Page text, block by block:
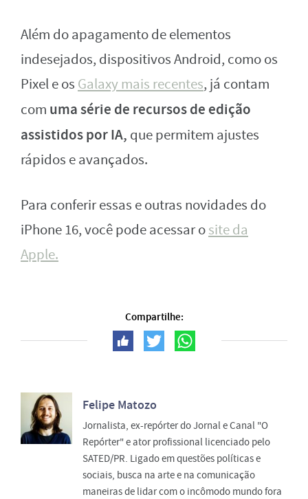
Além do apagamento de elementos
indesejados, dispositivos Android, como os
Pixel e os Galaxy mais recentes, já contam
com uma série de recursos de edição
assistidos por IA, que permitem ajustes
rápidos e avançados.
Para conferir essas e outras novidades do
iPhone 16, você pode acessar osite da
Apple.
Compartilhe:
Felipe Matozo
Jornalista, ex-repórter do Jornal e Canal "O
Repórter" e ator profissional licenciado pelo
SATED/PR. Ligado em questões políticas e
sociais, busca na arte e na comunicação
maneiras de lidar com o incômodo mundo fora